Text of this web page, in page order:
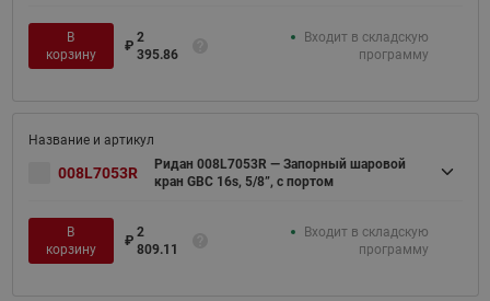
В
корзину
₽
2
395.86
Входит в складскую
программу
008L7053R
Ридан 008L7053R — Запорный шаровой
кран GBC 16s, 5/8”, с портом
В
корзину
₽
2
809.11
Входит в складскую
программу